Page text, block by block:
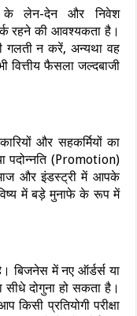
के लेन-देन और निवेश
रहने की आवश्यकता है।
गलती न करें, अन्यथा वह
फैसला जल्दबाजी
और सहकर्मियों का
पदोन्नति (Promotion)
और इंडस्ट्री में आपके
में बड़े मुनाफे के रूप में
बिजनेस में नए ऑर्डर्स या
दोगुना हो सकता है।
किसी प्रतियोगी परीक्षा